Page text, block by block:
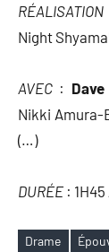
RÉALISATION
Night
AVEC :
Nikki Amura-
(…)
DURÉE :
Drame